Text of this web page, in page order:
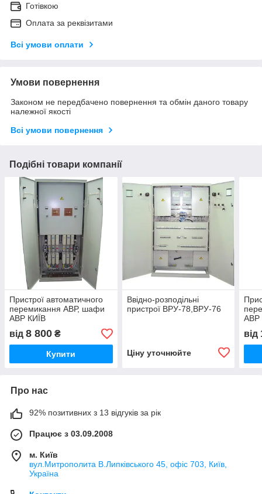
Готівкою
Оплата за реквізитами
Всі умови оплати
Умови повернення
Законом не передбачено повернення та обмін даного товару
належної якості
Всі умови повернення
Подібні товари компанії
Пристрої автоматичного
перемикання АВР, шафи
АВР КИЇВ
від 8 800 ₴
Купити
Ввідно-розподільні
пристрої ВРУ-78,ВРУ-76
Ціну уточнюйте
АВР
від
Про нас
92% позитивних з 13 відгуків за рік
Працює з 03.09.2008
м. Київ
вул.Митрополита В.Липківського 45, офіс 703, Київ,
Україна